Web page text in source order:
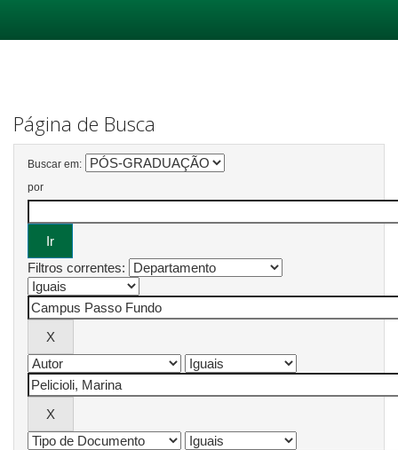
Página de Busca
Buscar em:
por
Filtros correntes: